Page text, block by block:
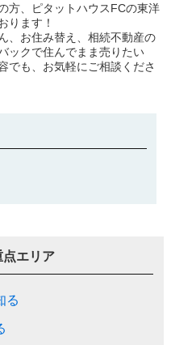
方、ピタットハウスFCの東洋
ります！
、お住み替え、相続不動産の
ックで住んでまま売りたい
でも、お気軽にご相談くださ
点エリア
る